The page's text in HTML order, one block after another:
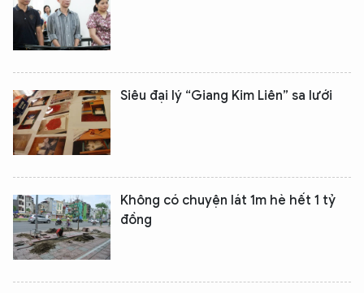
Siêu đại lý “Giang Kim Liên” sa lưới
Không có chuyện lát 1m hè hết 1 tỷ
đồng